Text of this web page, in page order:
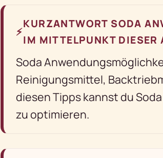
⚡
KURZANTWORT SODA
IM MITTELPUNKT DIESER
Soda
Reinigungsmittel,
diesen Tipps kannst du
zu optimieren.